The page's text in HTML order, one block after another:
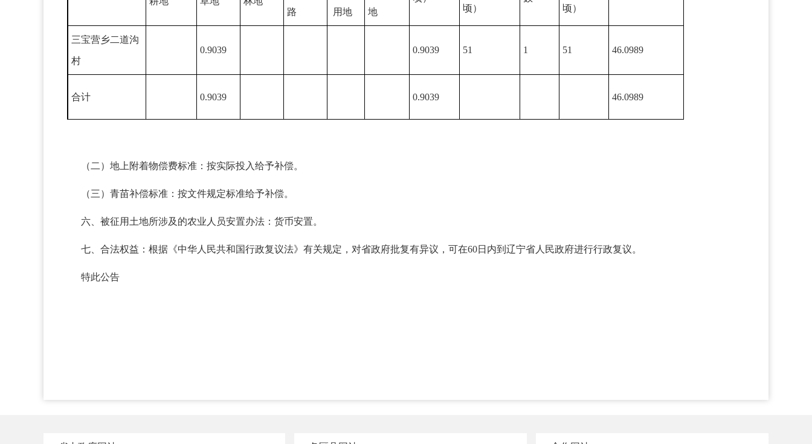
顷） 顷）
路 用地 地
三宝营乡二道沟
村
0.9039 0.9039 51 1 51 46.0989
合计 0.9039 0.9039 46.0989
（二）地上附着物偿费标准：按实际投入给予补偿。
（三）青苗补偿标准：按文件规定标准给予补偿。
六、被征用土地所涉及的农业人员安置办法：货币安置。
七、合法权益：根据《中华人民共和国行政复议法》有关规定，对省政府批复有异议，可在60日内到辽宁省人民政府进行行政复议。
特此公告